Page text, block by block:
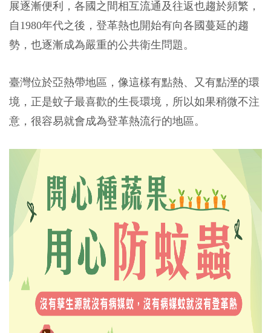
展逐漸便利，各國之間相互流通及往返也趨於頻繁，
自1980年代之後，登革熱也開始有向各國蔓延的趨
勢，也逐漸成為嚴重的公共衛生問題。
臺灣位於亞熱帶地區，像這樣有點熱、又有點溼的環
境，正是蚊子最喜歡的生長環境，所以如果稍微不注
意，很容易就會成為登革熱流行的地區。